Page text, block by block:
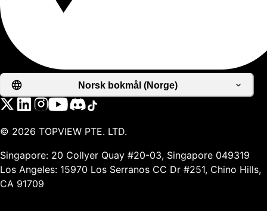
Norsk bokmål (Norge)
© 2026 TOPVIEW PTE. LTD.
Singapore: 20 Collyer Quay #20-03, Singapore 049319
Los Angeles: 15970 Los Serranos CC Dr #251, Chino Hills,
CA 91709